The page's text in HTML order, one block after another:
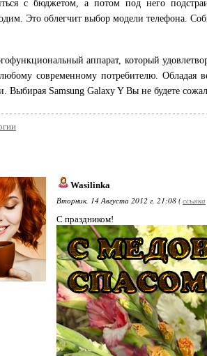
с бюджетом, а потом под него
Это облегчит выбор модели телефона.
аппарат, который
современному потребителю. Обладая
Выбирая Samsung Galaxy Y Вы не будете
Wasilinka
Вторник, 14 Августа 2012 г. 21:08 (ссылка
С праздником!